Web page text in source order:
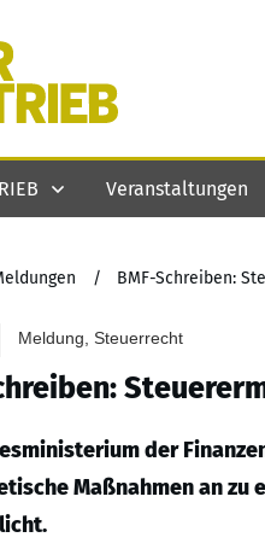
Veranstaltungen
/ BMF-Schreiben:
Meldung, Steuerrecht
der
Maßnahmen an zu